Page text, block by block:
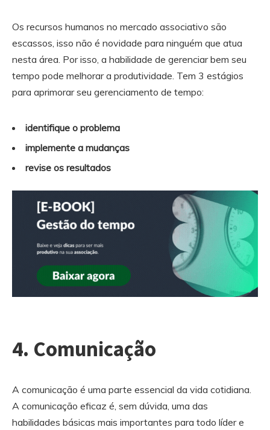
Os recursos humanos no mercado associativo são
escassos, isso não é novidade para ninguém que atua
nesta área. Por isso, a habilidade de gerenciar bem seu
tempo pode melhorar a produtividade. Tem 3 estágios
para aprimorar seu gerenciamento de tempo:
identifique o problema
implemente a mudanças
revise os resultados
4. Comunicação
A comunicação é uma parte essencial da vida cotidiana.
A comunicação eficaz é, sem dúvida, uma das
habilidades básicas mais importantes para todo líder e